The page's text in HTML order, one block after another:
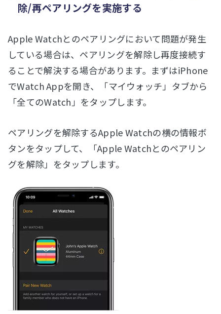
除/再ペアリングを実施する
Apple Watchとのペアリングにおいて問題が発生
している場合は、ペアリングを解除し再度接続す
ることで解決する場合があります。まずはiPhone
でWatch Appを開き、「マイウォッチ」タブから
「全てのWatch」をタップします。
ペアリングを解除するApple Watchの横の情報ボ
タンをタップして、「Apple Watchとのペアリン
グを解除」をタップします。